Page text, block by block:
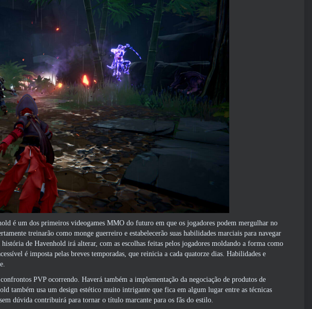
é um dos primeiros videogames MMO do futuro em que os jogadores podem mergulhar no
treinarão como monge guerreiro e estabelecerão suas habilidades marciais para navegar
de Havenhold irá alterar, com as escolhas feitas pelos jogadores moldando a forma como
é imposta pelas breves temporadas, que reinicia a cada quatorze dias. Habilidades e
PVP ocorrendo. Haverá também a implementação da negociação de produtos de
também usa um design estético muito intrigante que fica em algum lugar entre as técnicas
dúvida contribuirá para tornar o título marcante para os fãs do estilo.